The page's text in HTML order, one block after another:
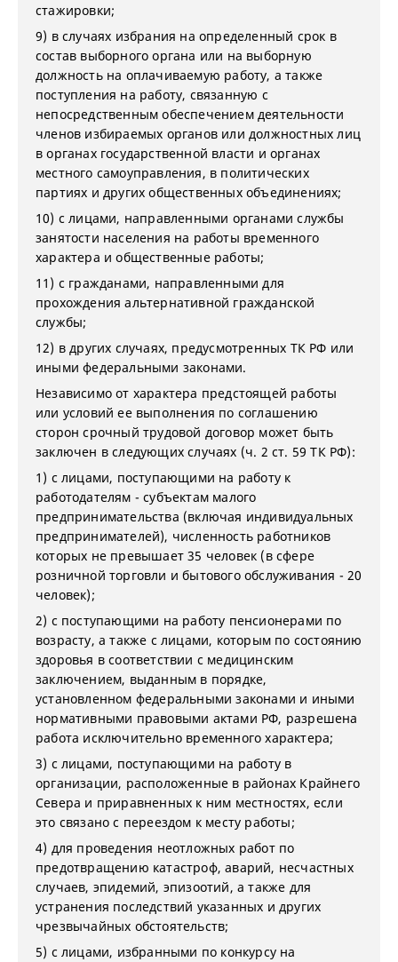
стажировки;
9) в случаях избрания на определенный срок в
состав выборного органа или на выборную
должность на оплачиваемую работу, а также
поступления на работу, связанную с
непосредственным обеспечением деятельности
членов избираемых органов или должностных лиц
в органах государственной власти и органах
местного самоуправления, в политических
партиях и других общественных объединениях;
10) с лицами, направленными органами службы
занятости населения на работы временного
характера и общественные работы;
11) с гражданами, направленными для
прохождения альтернативной гражданской
службы;
12) в других случаях, предусмотренных ТК РФ или
иными федеральными законами.
Независимо от характера предстоящей работы
или условий ее выполнения по соглашению
сторон срочный трудовой договор может быть
заключен в следующих случаях (ч. 2 ст. 59 ТК РФ):
1) с лицами, поступающими на работу к
работодателям - субъектам малого
предпринимательства (включая индивидуальных
предпринимателей), численность работников
которых не превышает 35 человек (в сфере
розничной торговли и бытового обслуживания - 20
человек);
2) с поступающими на работу пенсионерами по
возрасту, а также с лицами, которым по состоянию
здоровья в соответствии с медицинским
заключением, выданным в порядке,
установленном федеральными законами и иными
нормативными правовыми актами РФ, разрешена
работа исключительно временного характера;
3) с лицами, поступающими на работу в
организации, расположенные в районах Крайнего
Севера и приравненных к ним местностях, если
это связано с переездом к месту работы;
4) для проведения неотложных работ по
предотвращению катастроф, аварий, несчастных
случаев, эпидемий, эпизоотий, а также для
устранения последствий указанных и других
чрезвычайных обстоятельств;
5) с лицами, избранными по конкурсу на